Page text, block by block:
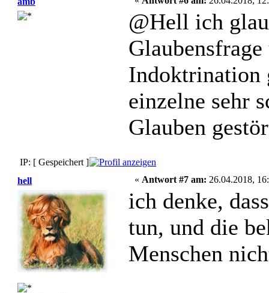
@Hell ich
Indoktrination
einzelne sehr
Glauben
IP: [ Gespeichert ]
hell
« Antwort #7 am: 26.04.2018,
ich denke,
tun, und die
Menschen